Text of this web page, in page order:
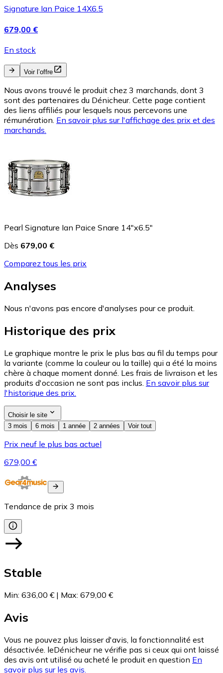
Signature Ian Paice 14X6.5
679,00 €
En stock
Voir l’offre
Nous avons trouvé le produit chez 3 marchands, dont 3
sont des partenaires du Dénicheur. Cette page contient
des liens affiliés pour lesquels nous percevons une
rémunération. En savoir plus sur l'affichage des prix et des
marchands.
Pearl Signature Ian Paice Snare 14"x6.5"
Dès 679,00 €
Comparez tous les prix
Analyses
Nous n'avons pas encore d'analyses pour ce produit.
Historique des prix
Le graphique montre le prix le plus bas au fil du temps pour
la variante (comme la couleur ou la taille) qui a été la moins
chère à chaque moment donné. Les frais de livraison et les
produits d'occasion ne sont pas inclus. En savoir plus sur
l'historique des prix.
Choisir le site
3 mois
6 mois 1 année 2 années Voir tout
Prix neuf le plus bas actuel
679,00 €
Tendance de prix 3 mois
Stable
Min: 636,00 € | Max: 679,00 €
Avis
Vous ne pouvez plus laisser d'avis, la fonctionnalité est
désactivée. leDénicheur ne vérifie pas si ceux qui ont laissé
des avis ont utilisé ou acheté le produit en question En
savoir plus sur les avis.